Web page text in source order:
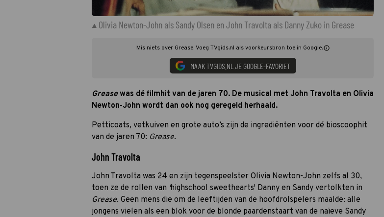
Olivia Newton-John als Sandy Olsen en John Travolta als Danny Zuko in Grease
Mis niets over Grease. Voeg TVgids.nl als voorkeursbron toe in Google.
MAAK TVGIDS.NL JE GOOGLE-FAVORIET
Greasewas dé filmhit van de jaren 70. De musical met John Travolta en Olivia
Newton-John wordt dan ook nog geregeld herhaald.
Petticoats, vetkuiven en grote auto’s zijn de ingrediënten voor dé bioscoophit
van de jaren 70: Grease.
John Travolta
John Travolta was 24 en zijn tegenspeelster Olivia Newton-John zelfs al 30,
toen ze de rollen van highschool sweethearts' Danny en Sandy vertolkten in
Grease. Geen mens die om de leeftijden van de hoofdrolspelers maalde: alle
jongens vielen als een blok voor de blonde paardenstaart van de naïeve Sandy